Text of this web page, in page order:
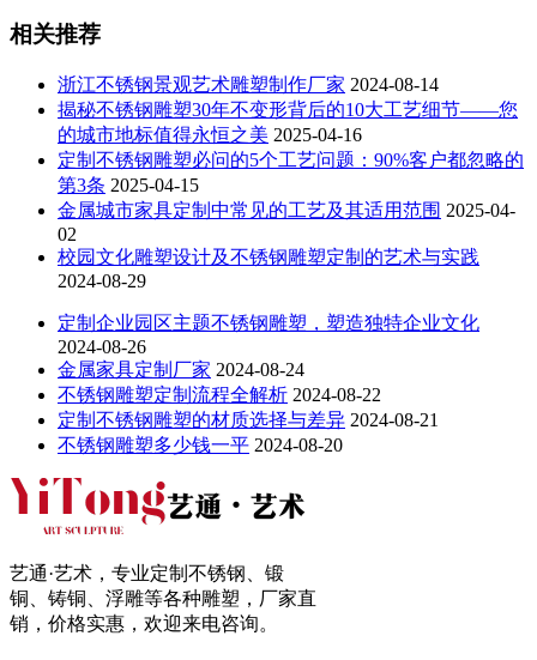
相关推荐
浙江不锈钢景观艺术雕塑制作厂家 2024-08-14
揭秘不锈钢雕塑30年不变形背后的10大工艺细节——您
的城市地标值得永恒之美 2025-04-16
定制不锈钢雕塑必问的5个工艺问题：90%客户都忽略的
第3条 2025-04-15
金属城市家具定制中常见的工艺及其适用范围 2025-04-
02
校园文化雕塑设计及不锈钢雕塑定制的艺术与实践
2024-08-29
定制企业园区主题不锈钢雕塑，塑造独特企业文化
2024-08-26
金属家具定制厂家 2024-08-24
不锈钢雕塑定制流程全解析 2024-08-22
定制不锈钢雕塑的材质选择与差异 2024-08-21
不锈钢雕塑多少钱一平 2024-08-20
艺通·艺术，专业定制不锈钢、锻
铜、铸铜、浮雕等各种雕塑，厂家直
销，价格实惠，欢迎来电咨询。